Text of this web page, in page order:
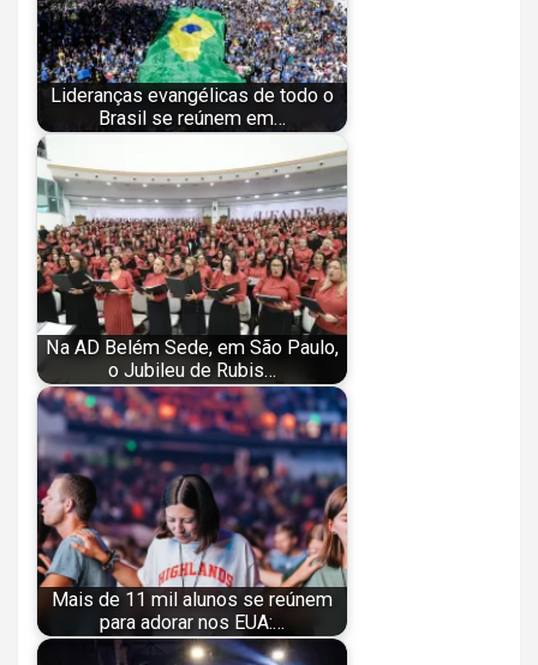
Lideranças evangélicas de todo o
Brasil se reúnem em…
Na AD Belém Sede, em São Paulo,
o Jubileu de Rubis…
Mais de 11 mil alunos se reúnem
para adorar nos EUA:…